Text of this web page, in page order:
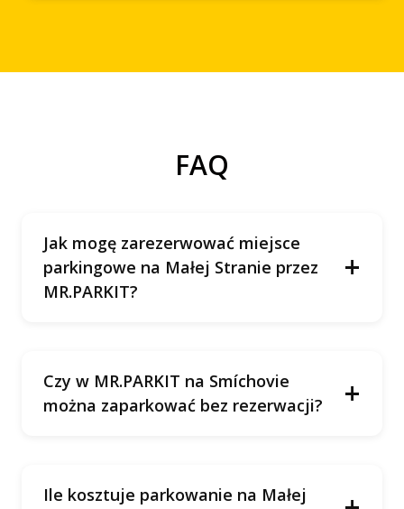
FAQ
Jak mogę zarezerwować miejsce
parkingowe na Małej Stranie przez
MR.PARKIT?
+
stronie
internetowej
Czy w MR.PARKIT na Smíchovie
można zaparkować bez rezerwacji?
+
Ile kosztuje parkowanie na Małej